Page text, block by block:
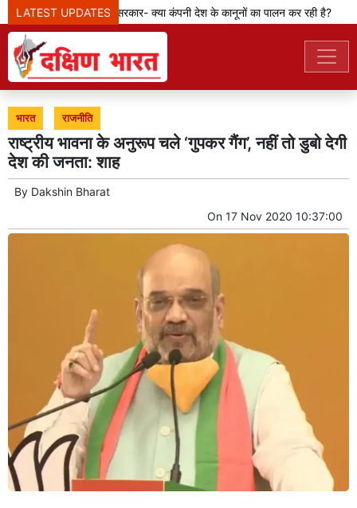
LATEST UPDATES
मेटा टीम से पूछ रही सरकार- क्या कंपनी देश के कानूनों का पालन कर रही है?
भारत राजनीति
राष्ट्रीय भावना के अनुरूप चले ‘गुपकर गैंग’, नहीं तो डुबो देगी
देश की जनता: शाह
By Dakshin Bharat
On 17 Nov 2020 10:37:00